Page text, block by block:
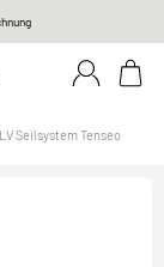
Seilsystem Tenseo